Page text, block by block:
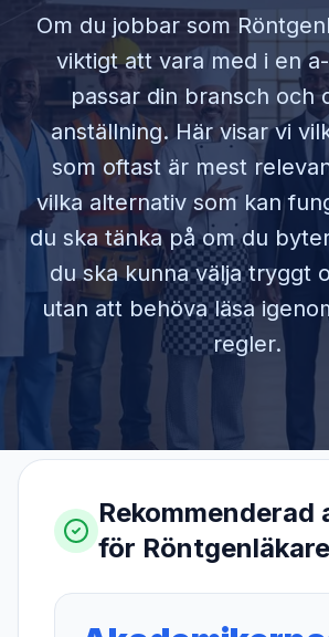
Om du jobbar som
viktigt att vara med i en
passar din bransch och
anställning. Här visar vi
som oftast är mest
vilka alternativ som kan
du ska tänka på om du
du ska kunna välja tryggt
utan att behöva läsa
regler.
Rekommenderad
för Röntgenläkare